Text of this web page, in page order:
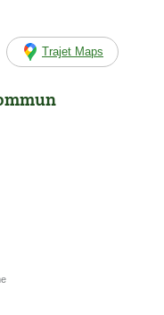
Trajet Maps